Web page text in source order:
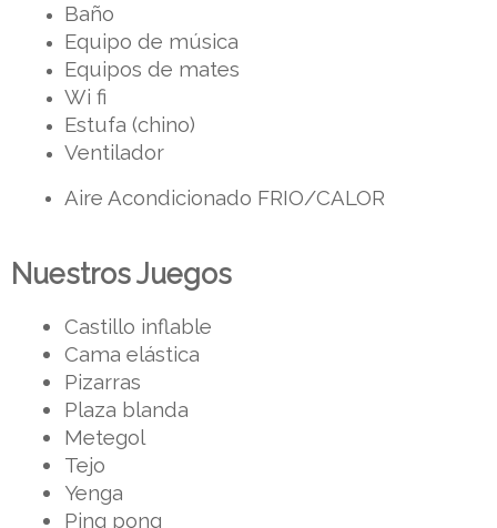
Baño
Equipo de música
Equipos de mates
Wi fi
Estufa (chino)
Ventilador
Aire Acondicionado FRIO/CALOR
Nuestros Juegos
Castillo inflable
Cama elástica
Pizarras
Plaza blanda
Metegol
Tejo
Yenga
Ping pong